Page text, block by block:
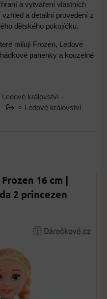
a vytváření vlastních
a detailní provedení z
dětského pokojíčku.
milují Frozen, Ledové
panenky a kouzelné
Ledové království -
> Ledové království
16 cm |
2 princezen